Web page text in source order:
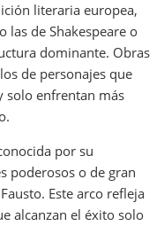
literaria europea,
las de Shakespeare o
dominante. Obras
de personajes que
solo enfrentan más
por su
poderosos o de gran
Este arco refleja
alcanzan el éxito solo